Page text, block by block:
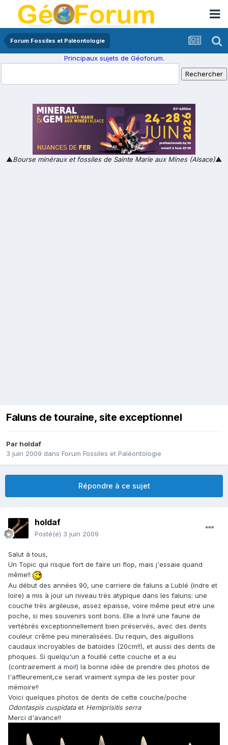
Forum Fossiles et Paléontologie
Principaux sujets de Géoforum.
▲Bourse minéraux et fossiles de Sainte Marie aux Mines (Alsace)▲
Faluns de touraine, site exceptionnel
Par holdaf
3 juin 2009 dans Forum Fossiles et Paléontologie
Répondre à ce sujet
holdaf
Posté(e) 3 juin 2009
Salut à tous,
Un Topic qui risque fort de faire un flop, mais j'essaie quand
même!!
Au début des années 90, une carriere de faluns a Lublé (indre et
loire) a mis à jour un niveau très atypique dans les faluns: une
couche très argileuse, assez epaisse, voire même peut etre une
poche, si mes souvenirs sont bons. Elle a livré une faune de
vertébrés exceptionnellement bien préservés, avec des dents
couleur crême peu mineralisées. Du requin, des aiguillons
caudaux incroyables de batoides (20cm!!), et aussi des dents de
phoques. Si quelqu'un a fouillé cette couche et a eu
(contrairement a moi!) la bonne idée de prendre des photos de
l'affleurement,ce serait vraiment sympa de les poster pour
mémoire!!
Voici quelques photos de dents de cette couche/poche
Odontaspis cuspidataet Hemiprisitis serra
Merci d'avance!!